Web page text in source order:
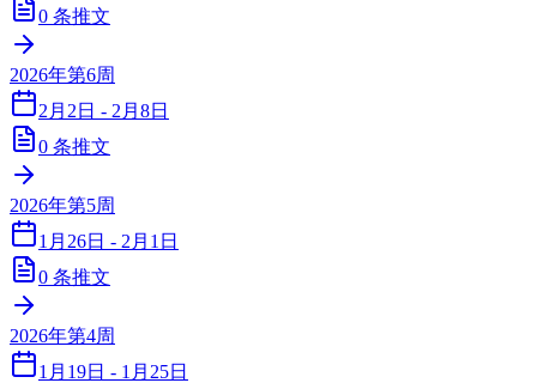
0 条推文
2026年第6周
2月2日 - 2月8日
0 条推文
2026年第5周
1月26日 - 2月1日
0 条推文
2026年第4周
1月19日 - 1月25日